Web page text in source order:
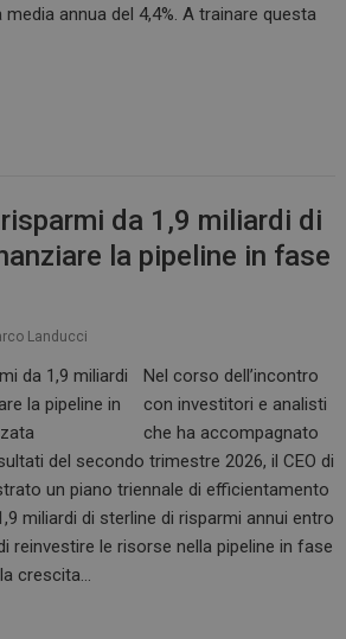
annua del 4,4%. A trainare questa
da 1,9 miliardi di
la pipeline in fase
Landucci
Nel corso dell’incontro
con investitori e analisti
che ha accompagnato
del secondo trimestre 2026, il CEO di
un piano triennale di efficientamento
miliardi di sterline di risparmi annui entro
reinvestire le risorse nella pipeline in fase
crescita…